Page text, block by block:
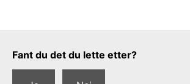
Tilbakemeldingsskjema
Fant du det du lette etter?